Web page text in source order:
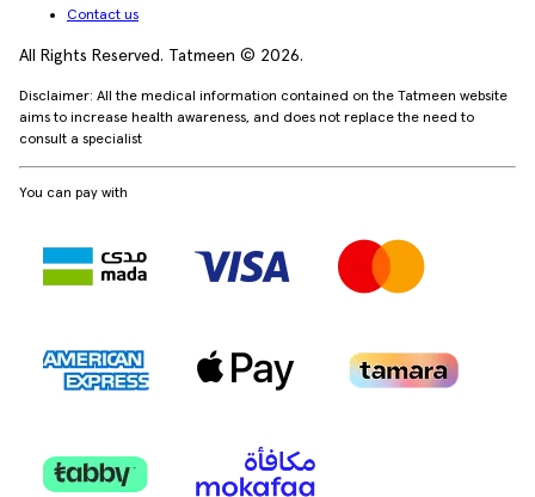
Contact us
All Rights Reserved. Tatmeen © 2026.
Disclaimer: All the medical information contained on the Tatmeen website
aims to increase health awareness, and does not replace the need to
consult a specialist
You can pay with